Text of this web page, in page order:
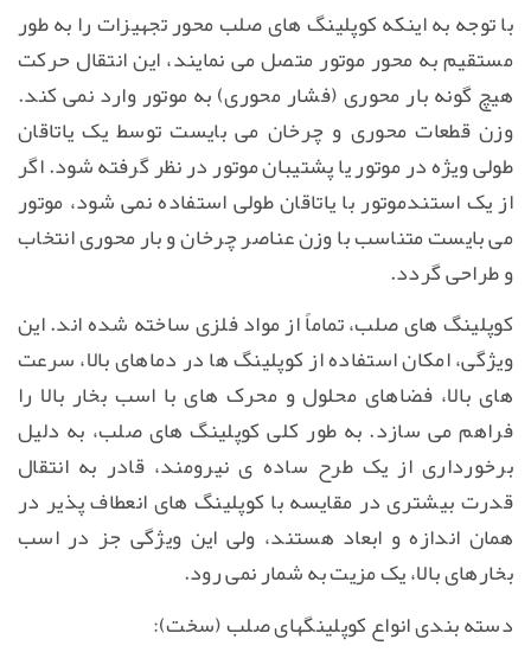
با توجه به اینکه کوپلینگ های صلب محور تجهیزات را به طور
مستقیم به محور موتور متصل می نمایند، این انتقال حرکت
هیچ گونه بار محوری (فشار محوری) به موتور وارد نمی کند.
وزن قطعات محوری و چرخان می بایست توسط یک یاتاقان
طولی ویژه در موتور یا پشتیبان موتور در نظر گرفته شود. اگر
از یک استندموتور با یاتاقان طولی استفاده نمی شود، موتور
می بایست متناسب با وزن عناصر چرخان و بار محوری انتخاب
و طراحی گردد.
کوپلینگ های صلب، تماماً از مواد فلزی ساخته شده اند. این
ویژگی، امکان استفاده از کوپلینگ ها در دماهای بالا، سرعت
های بالا، فضاهای محلول و محرک های با اسب بخار بالا را
فراهم می سازد. به طور کلی کوپلینگ های صلب، به دلیل
برخورداری از یک طرح ساده ی نیرومند، قادر به انتقال
قدرت بیشتری در مقایسه با کوپلینگ های انعطاف پذیر در
همان اندازه و ابعاد هستند، ولی این ویژگی جز در اسب
بخارهای بالا، یک مزیت به شمار نمی رود.
دسته بندی انواع کوپلینگهای صلب (سخت):